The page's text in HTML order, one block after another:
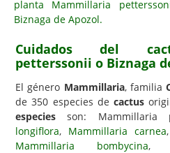
Hemisferio Norte
Hemisferio Sur
Enfermedades
Animales
Hongos
Carencias
Cuidados del
petterssonii o Biznaga
El género Mammillaria, familia
de 350 especies de cactus
especies son: Mammillaria
longiflora, Mammillaria carnea,
Mammillaria bombycina,